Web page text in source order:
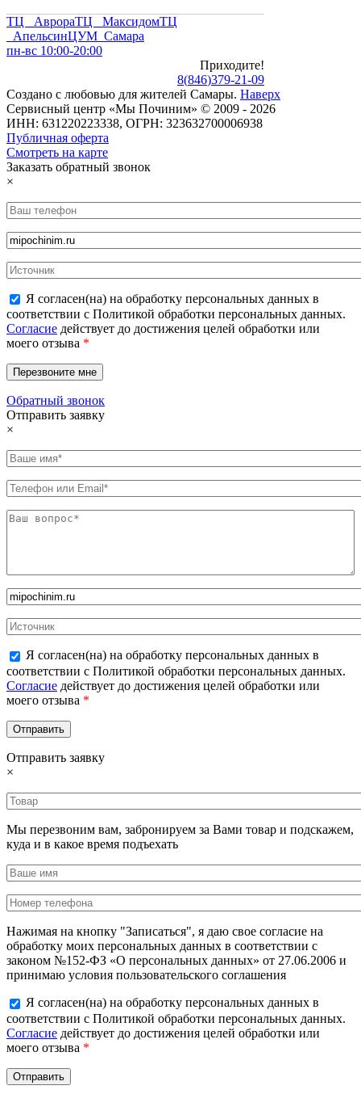
ТЦ АврораТЦ МаксидомТЦ
АпельсинЦУМ Самара
пн-вс 10:00-20:00
Приходите!
8(846)379-21-09
Создано с любовью для жителей Самары. Наверх
Сервисный центр «Мы Починим» © 2009 - 2026
ИНН: 631220223338, ОГРН: 323632700006938
Публичная оферта
Смотреть на карте
Заказать обратный звонок
×
Я согласен(на) на обработку персональных данных в
соответствии с Политикой обработки персональных данных.
Согласие действует до достижения целей обработки или
моего отзыва *
Обратный звонок
Отправить заявку
×
Я согласен(на) на обработку персональных данных в
соответствии с Политикой обработки персональных данных.
Согласие действует до достижения целей обработки или
моего отзыва *
Отправить заявку
×
Мы перезвоним вам, забронируем за Вами товар и подскажем,
куда и в какое время подъехать
Нажимая на кнопку "Записаться", я даю свое согласие на
обработку моих персональных данных в соответствии с
законом №152-ФЗ «О персональных данных» от 27.06.2006 и
принимаю условия пользовательского соглашения
Я согласен(на) на обработку персональных данных в
соответствии с Политикой обработки персональных данных.
Согласие действует до достижения целей обработки или
моего отзыва *